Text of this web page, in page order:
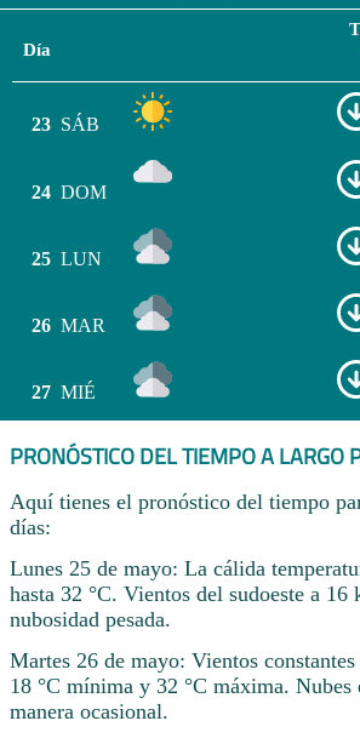
Día
23 SÁB
24 DOM
25 LUN
26 MAR
27 MIÉ
PRONÓSTICO DEL TIEMPO A LARGO
Aquí tienes el pronóstico del tiempo
días:
Lunes 25 de mayo: La cálida
hasta 32 °C. Vientos del sudoeste a
nubosidad pesada.
Martes 26 de mayo: Vientos
18 °C mínima y 32 °C máxima. Nubes
manera ocasional.